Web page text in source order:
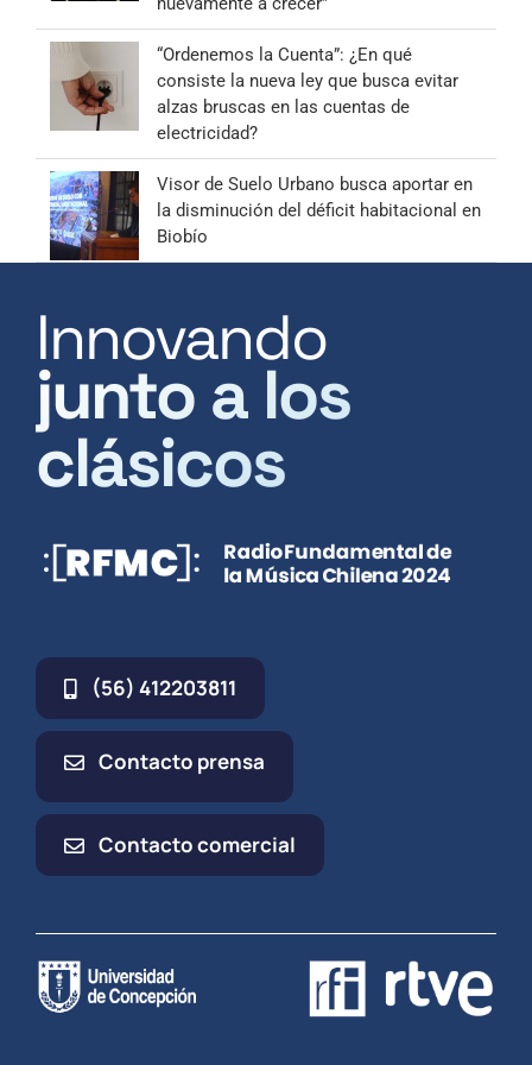
“Ordenemos la Cuenta”: ¿En qué
consiste la nueva ley que busca evitar
alzas bruscas en las cuentas de
electricidad?
Visor de Suelo Urbano busca aportar en
la disminución del déficit habitacional en
Biobío
Innovando
junto a los
clásicos
(56) 412203811
Contacto prensa
Contacto comercial